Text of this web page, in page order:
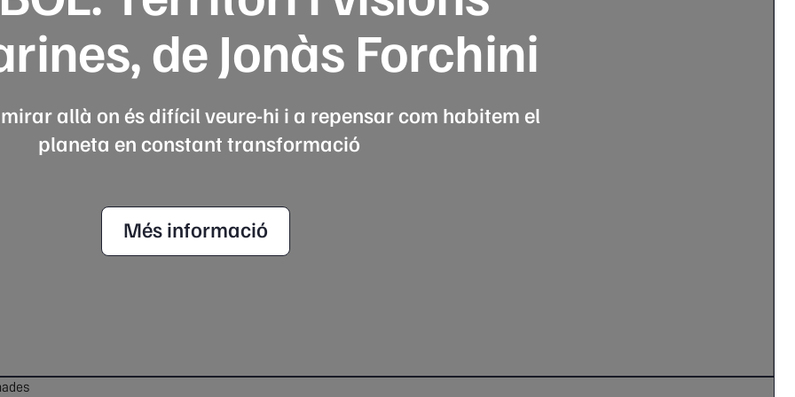
de Jonàs Forchini
allà on és difícil veure-hi i a repensar com habitem el
planeta en constant transformació
Més informació